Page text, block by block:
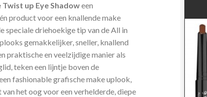
Twist up Eye Shadoween
product voor een knallende make
speciale driehoekige tip van de All in
gemakkelijker, sneller, knallend
praktische en veelzijdige manier als
teken een lijntje boven de
fashionable grafische make uplook,
het oog voor een verhelderde, diepe